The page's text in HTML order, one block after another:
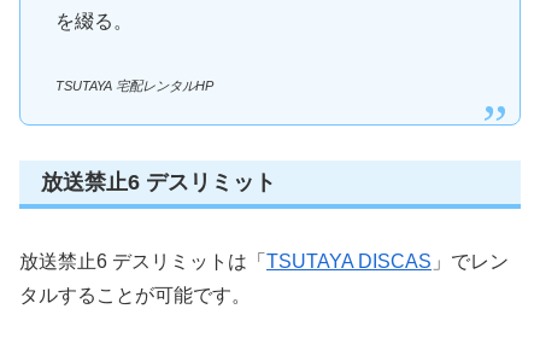
を綴る。
TSUTAYA 宅配レンタルHP
放送禁止6 デスリミット
放送禁止6 デスリミットは「 TSUTAYA DISCAS 」でレン
タルすることが可能です。